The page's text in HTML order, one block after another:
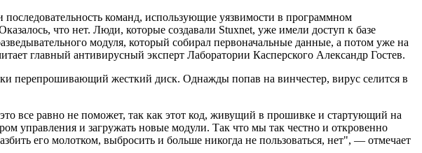
команд, использующие уязвимости в программном
что нет. Люди, которые создавали Stuxnet, уже имели доступ к базе
модуля, который собирал первоначальные данные, а потом уже на
главный антивирусный эксперт Лаборатории Касперского Александр Гостев.
перепрошивающий жесткий диск. Однажды попав на винчестер, вирус селится в
все равно не поможет, так как этот код, живущий в прошивке и стартующий на
управления и загружать новые модули. Так что мы так честно и откровенно
его молотком, выбросить и больше никогда не пользоваться, нет", — отмечает